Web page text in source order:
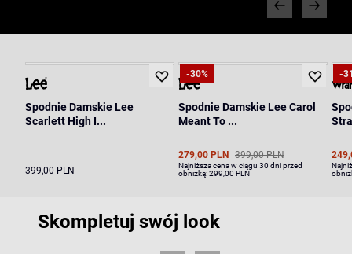
Spodnie Damskie Lee
Scarlett High I...
399,00 PLN
-30%
Spodnie Damskie Lee Carol
Meant To ...
279,00 PLN 399,00 PLN
Najniższa cena w ciągu 30 dni przed
obniżką:299,00 PLN
-
Skompletuj swój look